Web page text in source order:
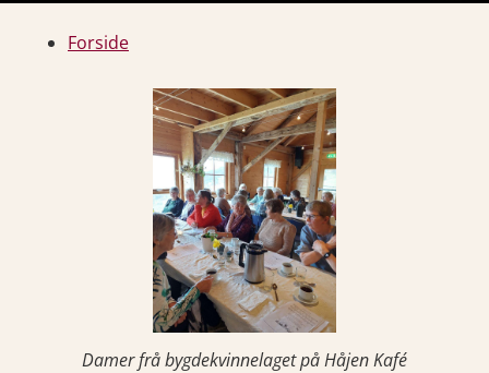
Forside
Damer frå bygdekvinnelaget på Håjen Kafé